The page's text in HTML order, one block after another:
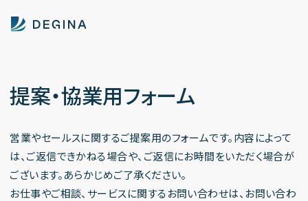
提案・協業用フォーム
営業やセールスに関するご提案用のフォームです。内容によって
は、ご返信できかねる場合や、ご返信にお時間をいただく場合が
ございます。あらかじめご了承ください。
お仕事やご相談、サービスに関するお問い合わせは、 お問い合わ